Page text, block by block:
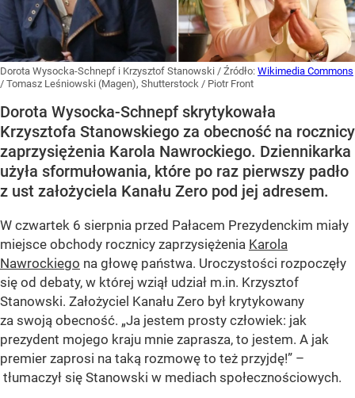
Dorota Wysocka-Schnepf i Krzysztof Stanowski / Źródło: Wikimedia Commons
/ Tomasz Leśniowski (Magen), Shutterstock / Piotr Front
Dorota Wysocka-Schnepf skrytykowała
Krzysztofa Stanowskiego za obecność na rocznicy
zaprzysiężenia Karola Nawrockiego. Dziennikarka
użyła sformułowania, które po raz pierwszy padło
z ust założyciela Kanału Zero pod jej adresem.
W czwartek 6 sierpnia przed Pałacem Prezydenckim miały
miejsce obchody rocznicy zaprzysiężenia Karola
Nawrockiego na głowę państwa. Uroczystości rozpoczęły
się od debaty, w której wziął udział m.in. Krzysztof
Stanowski. Założyciel Kanału Zero był krytykowany
za swoją obecność. „Ja jestem prosty człowiek: jak
prezydent mojego kraju mnie zaprasza, to jestem. A jak
premier zaprosi na taką rozmowę to też przyjdę!” –
tłumaczył się Stanowski w mediach społecznościowych.